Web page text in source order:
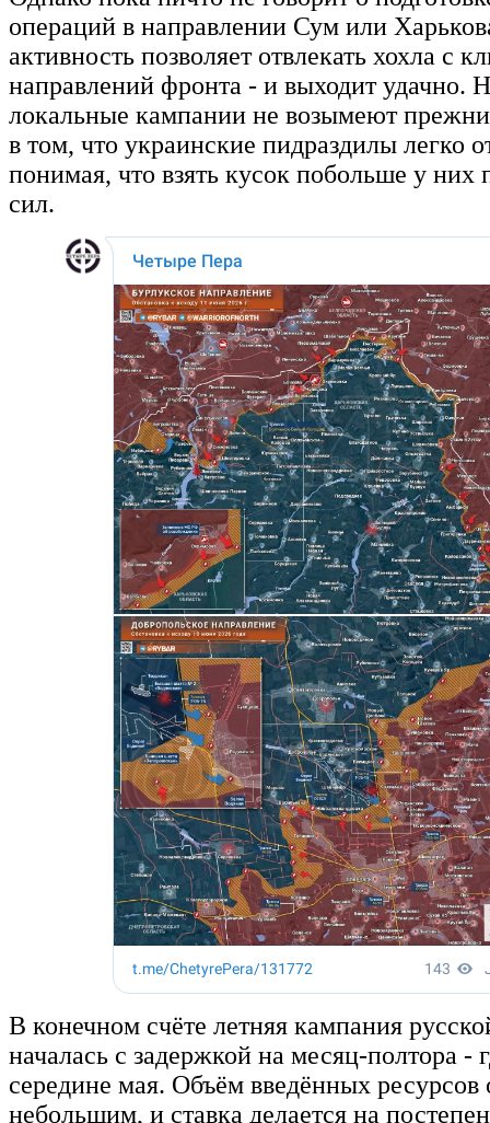
операций в направлении Сум или
активность позволяет отвлекать хохла с
направлений фронта - и выходит удачно.
локальные кампании не возымеют
в том, что украинские пидраздилы легко
понимая, что взять кусок побольше у них
сил.
В конечном счёте летняя кампания
началась с задержкой на месяц-полтора -
середине мая. Объём введённых ресурсов
небольшим, и ставка делается на